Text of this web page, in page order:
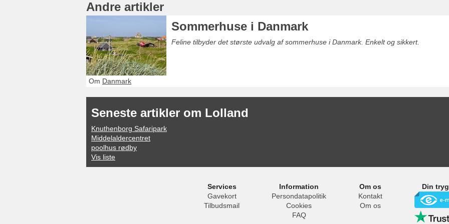
Andre artikler
Sommerhuse i Danmark
Feline tilbyder det største udvalg af sommerhuse i Danmark. Enkelt og sikkert.
Om Danmark
Seneste artikler om Lolland
Knuthenborg Safaripark
Middelaldercentret
poolhus rødby
Vis liste
Services
Gavekort
Tilbudsmail
Information
Persondatapolitik
Cookies
FAQ
Om os
Kontakt
Om os
Din